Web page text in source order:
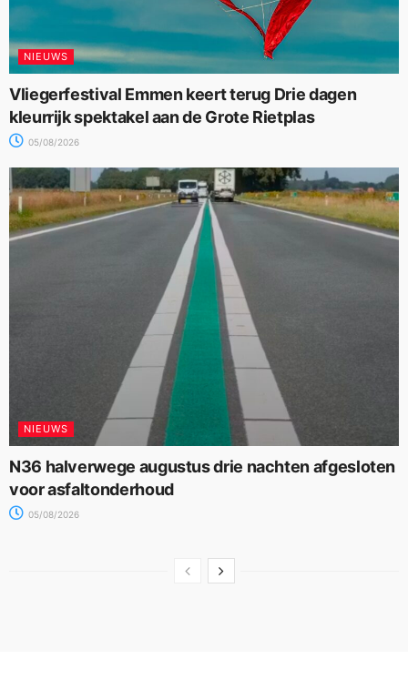
NIEUWS
Vliegerfestival Emmen keert terug Drie dagen
kleurrijk spektakel aan de Grote Rietplas
05/08/2026
NIEUWS
N36 halverwege augustus drie nachten afgesloten
voor asfaltonderhoud
05/08/2026